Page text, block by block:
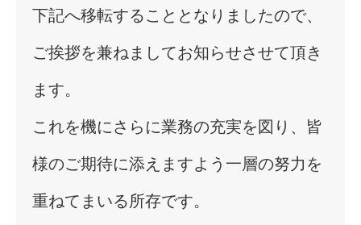
下記へ移転することとなりましたので、
ご挨拶を兼ねましてお知らせさせて頂き
ます。
これを機にさらに業務の充実を図り、皆
様のご期待に添えますよう一層の努力を
重ねてまいる所存です。